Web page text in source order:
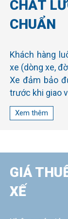
CHẤT
CHUẨN
Khách hàng
xe (dòng xe,
Xe đảm bảo
trước khi giao
Cung cấp xe
sự cố bất ngờ
Hỗ trợ khách
dàn âm
khoang chứa
Xem thêm
GIÁ
XẾ